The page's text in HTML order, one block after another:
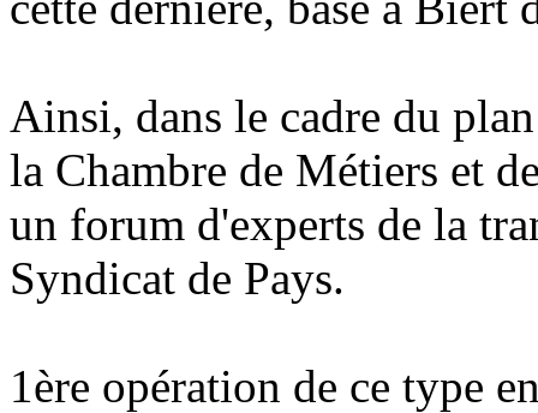
Ainsi, dans le cadre du
la Chambre de Métiers et
un forum d'experts de la
Syndicat de Pays.
1ère opération de ce type